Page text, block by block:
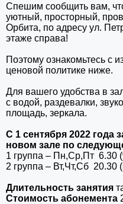
Спешим сообщить вам,
уютный, просторный,
Орбита, по адресу ул.
этаже справа!
Поэтому ознакомьтесь с
ценовой политике ниже.
Для вашего удобства в
с водой, раздевалки,
площадь, зеркала.
С 1 сентября 2022 года
новом зале по
1 группа – Пн,Ср,Пт 6.30
2 группа – Вт,Чт,Сб 20.30
Длительность занятия
Стоимость абонемента